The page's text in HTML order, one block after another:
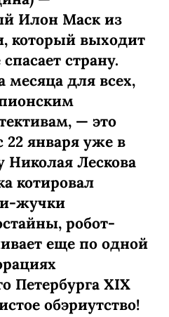
Илон Маск из
который выходит
страну.
месяца для всех,
— это
января уже в
Николая Лескова
котировал
жучки
робот-
еще по одной
Петербурга XIX
обэриутство!